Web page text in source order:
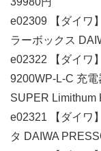
e02309 【ダイワ
ラーボックス
e02322 【ダイワ
9200WP-L-C 充
SUPER
e02321 【ダイワ
タ DAIWA